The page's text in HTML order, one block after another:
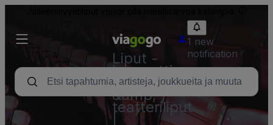
Liput -
konsertti,
urheilu
&amp;
teatteriliput
1 new
notification